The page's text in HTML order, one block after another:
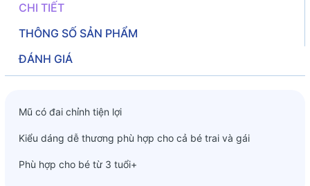
CHI TIẾT
THÔNG SỐ SẢN PHẨM
ĐÁNH GIÁ
Mũ có đai chỉnh tiện lợi
Kiểu dáng dễ thương phù hợp cho cả bé trai và gái
Phù hợp cho bé từ 3 tuổi+